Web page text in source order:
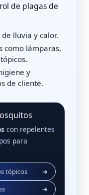
de plagas de
lluvia y calor.
como lámparas,
y
de cliente.
con repelentes
para
tópicos
➜
➜